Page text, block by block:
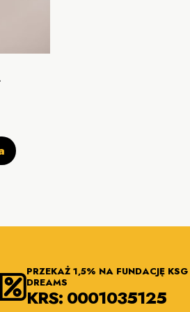
PRZEKAŻ 1,5% NA FUNDACJĘ
DREAMS
KRS: 0001035125